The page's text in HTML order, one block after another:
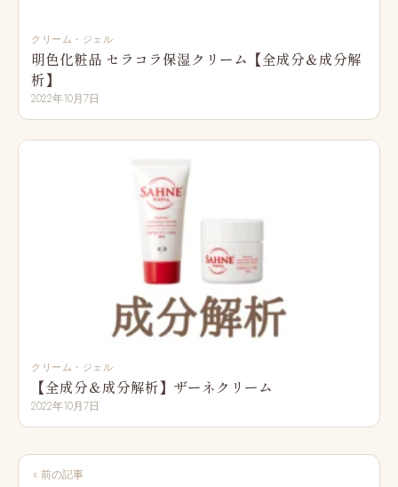
クリーム・ジェル
明色化粧品 セラコラ保湿クリーム【全成分＆成分解
析】
2022年10月7日
クリーム・ジェル
【全成分＆成分解析】ザーネクリーム
2022年10月7日
投« 前の記事